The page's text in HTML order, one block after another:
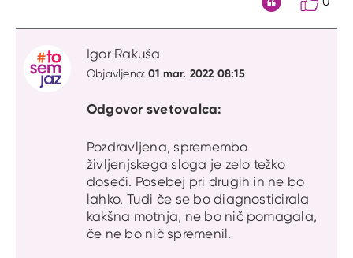
Igor Rakuša
Objavljeno:01 mar. 2022 08:15
Odgovor svetovalca:
Pozdravljena, spremembo
življenjskega sloga je zelo težko
doseči. Posebej pri drugih in ne bo
lahko. Tudi če se bo diagnosticirala
kakšna motnja, ne bo nič pomagala,
če ne bo nič spremenil.